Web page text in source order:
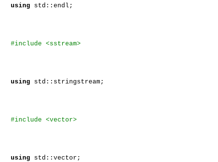
using std::endl;
#include <sstream>
using std::stringstream;
#include <vector>
using std::vector;